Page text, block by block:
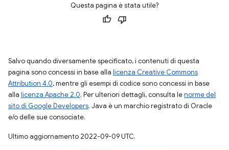
Questa pagina è stata utile?
Salvo quando diversamente specificato, i contenuti di questa
pagina sono concessi in base alla licenza Creative Commons
Attribution 4.0, mentre gli esempi di codice sono concessi in base
alla licenza Apache 2.0. Per ulteriori dettagli, consulta lenorme del
sito di Google Developers. Java è un marchio registrato di Oracle
e/o delle sue consociate.
Ultimo aggiornamento 2022-09-09 UTC.